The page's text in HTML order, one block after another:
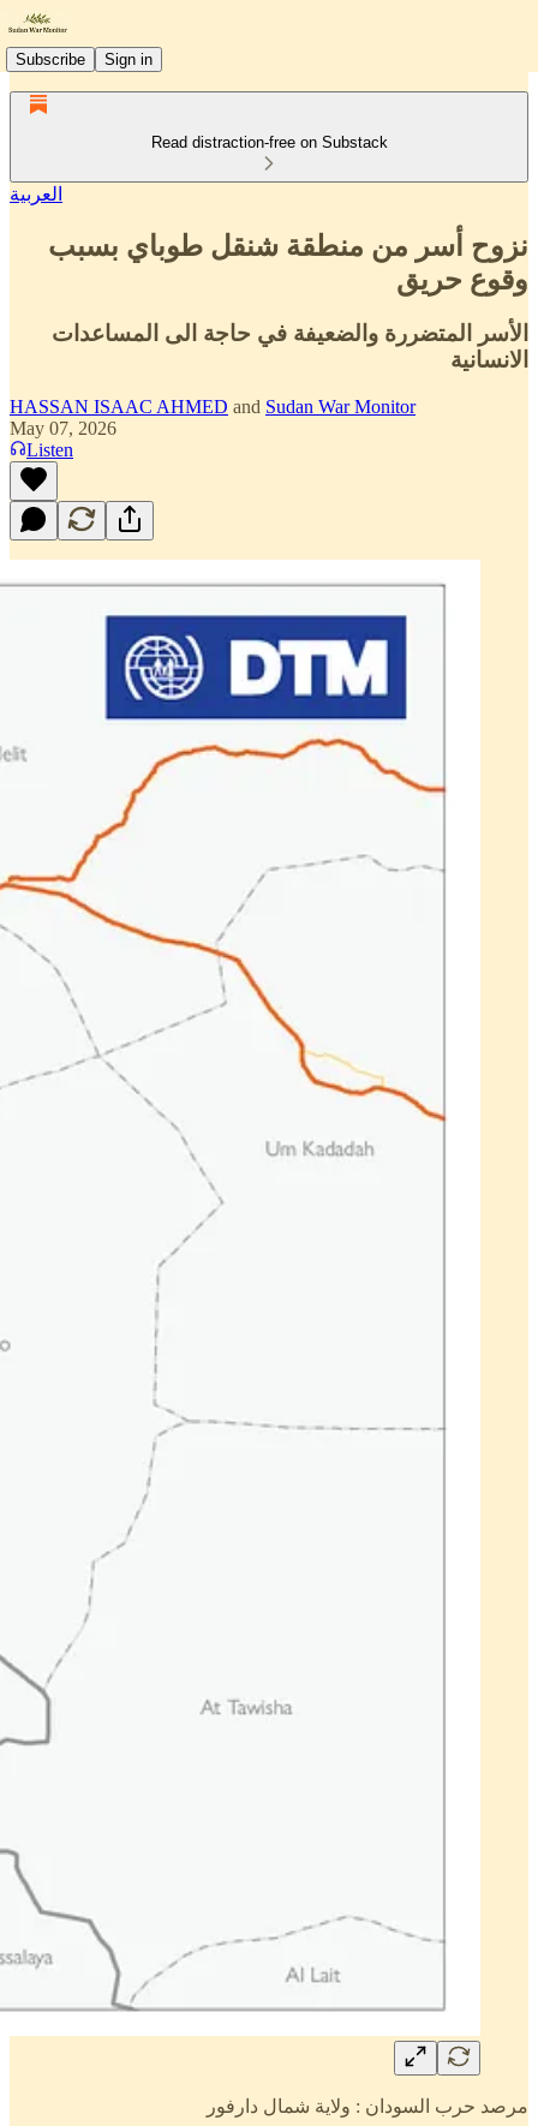
Subscribe Sign in
Read distraction-free on Substack
العربية
نزوح أسر من منطقة شنقل طوباي بسبب
وقوع حريق
الأسر المتضررة والضعيفة في حاجة الى المساعدات
الانسانية
HASSAN ISAAC AHMED and Sudan War Monitor
May 07, 2026
Listen
مرصد حرب السودان : ولاية شمال دارفور